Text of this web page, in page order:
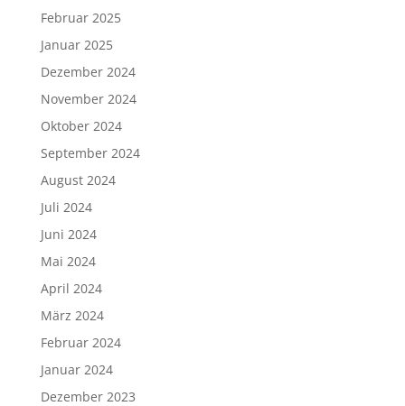
Februar 2025
Januar 2025
Dezember 2024
November 2024
Oktober 2024
September 2024
August 2024
Juli 2024
Juni 2024
Mai 2024
April 2024
März 2024
Februar 2024
Januar 2024
Dezember 2023